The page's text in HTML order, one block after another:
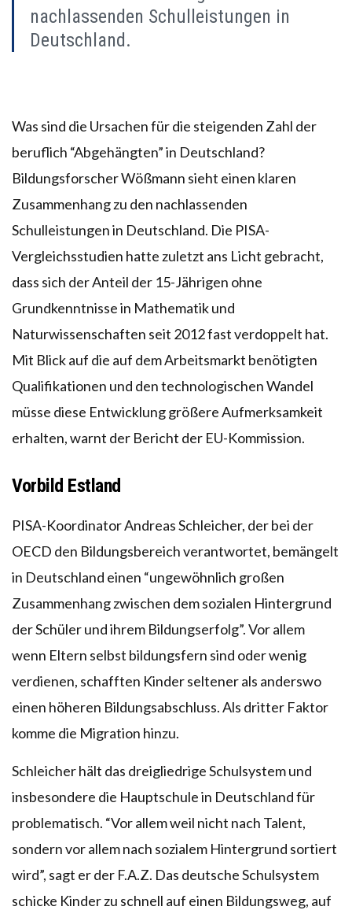
nachlassenden Schulleistungen in
Deutschland.
Was sind die Ursachen für die steigenden Zahl der
beruflich “Abgehängten” in Deutschland?
Bildungsforscher Wößmann sieht einen klaren
Zusammenhang zu den nachlassenden
Schulleistungen in Deutschland. Die PISA-
Vergleichsstudien hatte zuletzt ans Licht gebracht,
dass sich der Anteil der 15-Jährigen ohne
Grundkenntnisse in Mathematik und
Naturwissenschaften seit 2012 fast verdoppelt hat.
Mit Blick auf die auf dem Arbeitsmarkt benötigten
Qualifikationen und den technologischen Wandel
müsse diese Entwicklung größere Aufmerksamkeit
erhalten, warnt der Bericht der EU-Kommission.
Vorbild Estland
PISA-Koordinator Andreas Schleicher, der bei der
OECD den Bildungsbereich verantwortet, bemängelt
in Deutschland einen “ungewöhnlich großen
Zusammenhang zwischen dem sozialen Hintergrund
der Schüler und ihrem Bildungserfolg”. Vor allem
wenn Eltern selbst bildungsfern sind oder wenig
verdienen, schafften Kinder seltener als anderswo
einen höheren Bildungsabschluss. Als dritter Faktor
komme die Migration hinzu.
Schleicher hält das dreigliedrige Schulsystem und
insbesondere die Hauptschule in Deutschland für
problematisch. “Vor allem weil nicht nach Talent,
sondern vor allem nach sozialem Hintergrund sortiert
wird”, sagt er der F.A.Z. Das deutsche Schulsystem
schicke Kinder zu schnell auf einen Bildungsweg, auf